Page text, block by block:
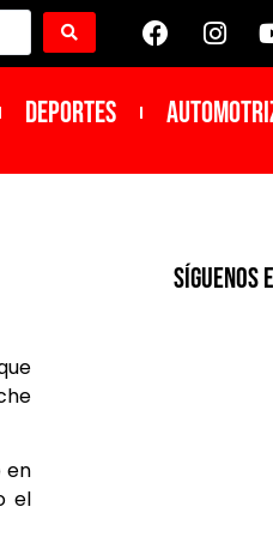
DEPORTES
en
el
SíGUENOS